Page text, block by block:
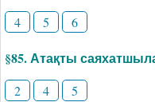
4 5 6
§85. Атақты
2 4 5